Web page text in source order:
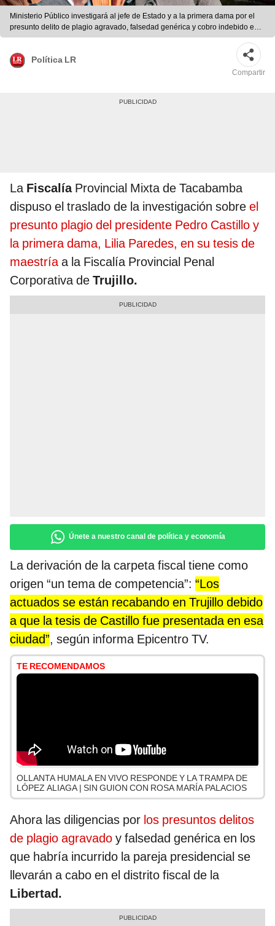
Ministerio Público investigará al jefe de Estado y a la primera dama por el
presunto delito de plagio agravado, falsedad genérica y cobro indebido en
agravio del Estado y la Sunedu. Foto: Composición Fabrizio Oviedo / La
Política LR
Compartir
La FiscalíaProvincial Mixta de Tacabamba
dispuso el traslado de la investigación sobre el
presunto plagio del presidente Pedro Castillo y
la primera dama, Lilia Paredes, en su tesis de
maestríaa la Fiscalía Provincial Penal
Corporativa de Trujillo.
Únete a nuestro canal de política y economía
La derivación de la carpeta fiscal tiene como
origen “un tema de competencia”: “Los
actuados se están recabando en Trujillo debido
a que la tesis de Castillo fue presentada en esa
ciudad”, según informa Epicentro TV.
TE RECOMENDAMOS
OLLANTA HUMALA EN VIVO RESPONDE Y LA TRAMPA DE
LÓPEZ ALIAGA | SIN GUION CON ROSA MARÍA PALACIOS
Ahora las diligencias por los presuntos delitos
de plagio agravado y falsedad genérica en los
que habría incurrido la pareja presidencial se
llevarán a cabo en el distrito fiscal de la
Libertad.